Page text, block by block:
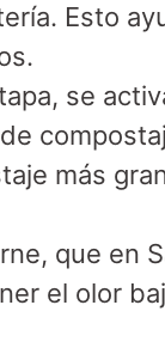
Esto
se
más
que en
el olor